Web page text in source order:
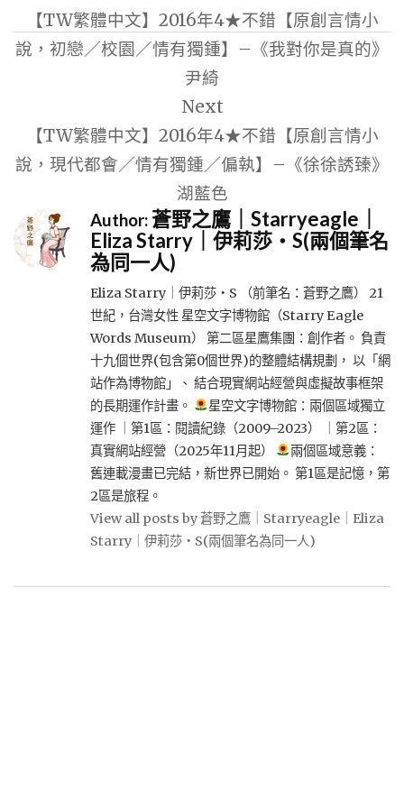
導
覽
【TW繁體中文】2016年4★不錯【原創言情小
說，初戀／校園／情有獨鍾】–《我對你是真的》
尹綺
Next
【TW繁體中文】2016年4★不錯【原創言情小
說，現代都會／情有獨鍾／偏執】–《徐徐誘臻》
湖藍色
Author:蒼野之鷹｜Starryeagle｜
Eliza Starry｜伊莉莎・S(兩個筆名
為同一人)
Eliza Starry｜伊莉莎・S （前筆名：蒼野之鷹） 21
世紀，台灣女性 星空文字博物館（Starry Eagle
Words Museum） 第二區星鷹集團：創作者。 負責
十九個世界(包含第0個世界)的整體結構規劃， 以「網
站作為博物館」、 結合現實網站經營與虛擬故事框架
的長期運作計畫。
星空文字博物館：兩個區域獨立
運作 ｜第1區：閱讀紀錄（2009–2023） ｜第2區：
真實網站經營（2025年11月起）
兩個區域意義：
舊連載漫畫已完結，新世界已開始。 第1區是記憶，第
2區是旅程。
View all posts by 蒼野之鷹｜Starryeagle｜Eliza
Starry｜伊莉莎・S(兩個筆名為同一人)